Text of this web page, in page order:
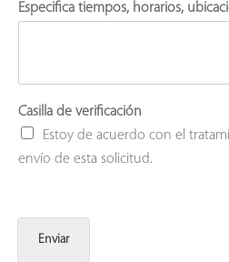
Especifica tiempos, horarios,
Casilla de verificación
Estoy de acuerdo con el
envío de esta solicitud.
Enviar